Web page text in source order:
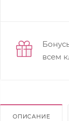
всем
ОПИСАНИЕ